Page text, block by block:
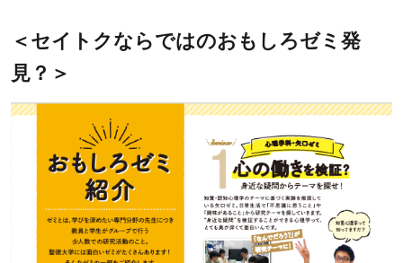
＜セイトクならではのおもしろゼミ発
見？＞